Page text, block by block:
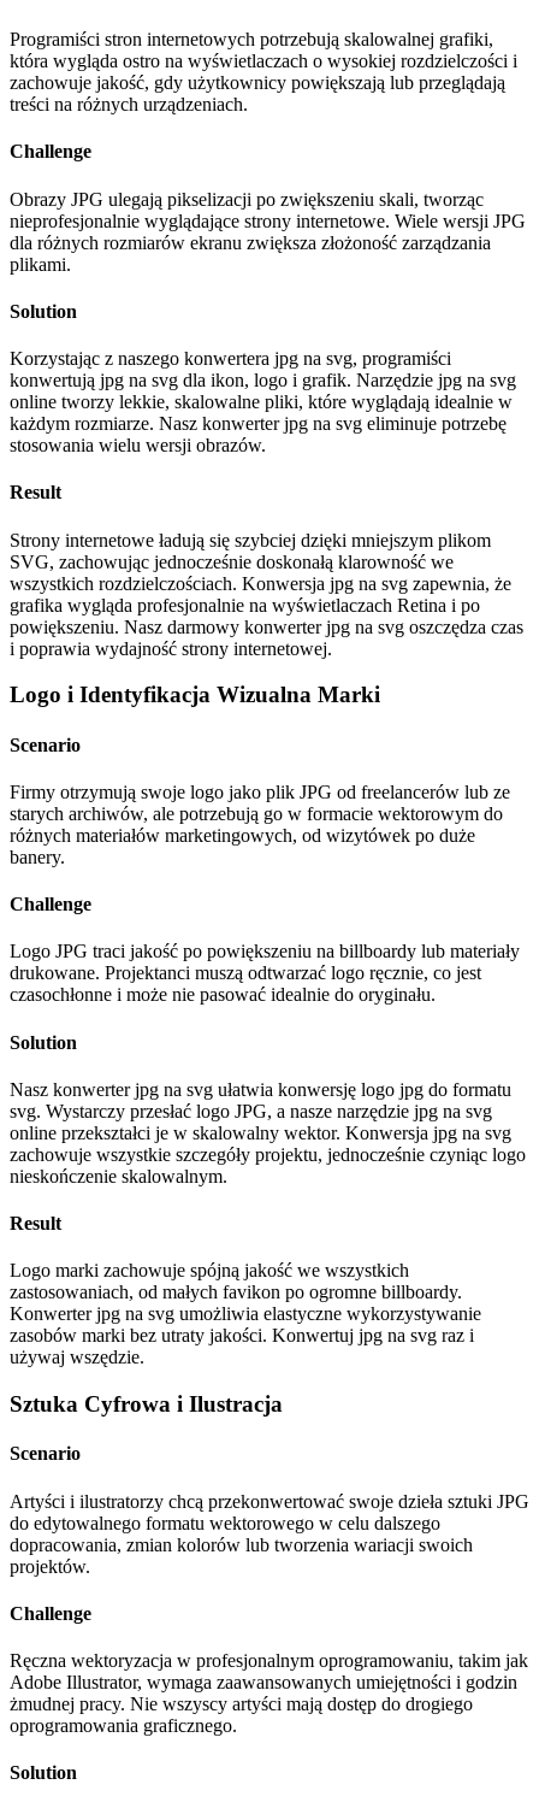
Programiści stron internetowych potrzebują skalowalnej grafiki,
która wygląda ostro na wyświetlaczach o wysokiej rozdzielczości i
zachowuje jakość, gdy użytkownicy powiększają lub przeglądają
treści na różnych urządzeniach.
Challenge
Obrazy JPG ulegają pikselizacji po zwiększeniu skali, tworząc
nieprofesjonalnie wyglądające strony internetowe. Wiele wersji JPG
dla różnych rozmiarów ekranu zwiększa złożoność zarządzania
plikami.
Solution
Korzystając z naszego konwertera jpg na svg, programiści
konwertują jpg na svg dla ikon, logo i grafik. Narzędzie jpg na svg
online tworzy lekkie, skalowalne pliki, które wyglądają idealnie w
każdym rozmiarze. Nasz konwerter jpg na svg eliminuje potrzebę
stosowania wielu wersji obrazów.
Result
Strony internetowe ładują się szybciej dzięki mniejszym plikom
SVG, zachowując jednocześnie doskonałą klarowność we
wszystkich rozdzielczościach. Konwersja jpg na svg zapewnia, że
grafika wygląda profesjonalnie na wyświetlaczach Retina i po
powiększeniu. Nasz darmowy konwerter jpg na svg oszczędza czas
i poprawia wydajność strony internetowej.
Logo i Identyfikacja Wizualna Marki
Scenario
Firmy otrzymują swoje logo jako plik JPG od freelancerów lub ze
starych archiwów, ale potrzebują go w formacie wektorowym do
różnych materiałów marketingowych, od wizytówek po duże
banery.
Challenge
Logo JPG traci jakość po powiększeniu na billboardy lub materiały
drukowane. Projektanci muszą odtwarzać logo ręcznie, co jest
czasochłonne i może nie pasować idealnie do oryginału.
Solution
Nasz konwerter jpg na svg ułatwia konwersję logo jpg do formatu
svg. Wystarczy przesłać logo JPG, a nasze narzędzie jpg na svg
online przekształci je w skalowalny wektor. Konwersja jpg na svg
zachowuje wszystkie szczegóły projektu, jednocześnie czyniąc logo
nieskończenie skalowalnym.
Result
Logo marki zachowuje spójną jakość we wszystkich
zastosowaniach, od małych favikon po ogromne billboardy.
Konwerter jpg na svg umożliwia elastyczne wykorzystywanie
zasobów marki bez utraty jakości. Konwertuj jpg na svg raz i
używaj wszędzie.
Sztuka Cyfrowa i Ilustracja
Scenario
Artyści i ilustratorzy chcą przekonwertować swoje dzieła sztuki JPG
do edytowalnego formatu wektorowego w celu dalszego
dopracowania, zmian kolorów lub tworzenia wariacji swoich
projektów.
Challenge
Ręczna wektoryzacja w profesjonalnym oprogramowaniu, takim jak
Adobe Illustrator, wymaga zaawansowanych umiejętności i godzin
żmudnej pracy. Nie wszyscy artyści mają dostęp do drogiego
oprogramowania graficznego.
Solution